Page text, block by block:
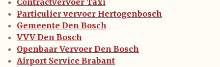
Contractvervoer Taxi
Particulier vervoer Hertogenbosch
Gemeente Den Bosch
VVV Den Bosch
Openbaar Vervoer Den Bosch
Airport Service Brabant